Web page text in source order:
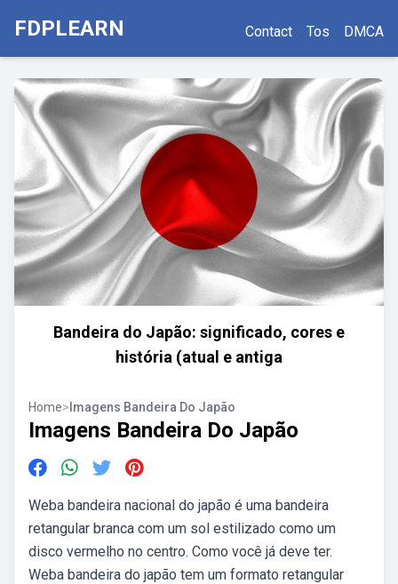
FDPLEARN Contact Tos DMCA
Bandeira do Japão: significado, cores e
história (atual e antiga
Home> Imagens Bandeira Do Japão
Imagens Bandeira Do Japão
Weba bandeira nacional do japão é uma bandeira
retangular branca com um sol estilizado como um
disco vermelho no centro. Como você já deve ter.
Weba bandeira do japão tem um formato retangular